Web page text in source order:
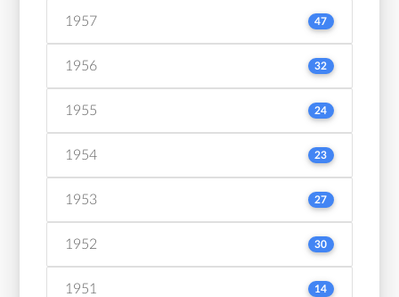
1957 47
1956 32
1955 24
1954 23
1953 27
1952 30
1951 14